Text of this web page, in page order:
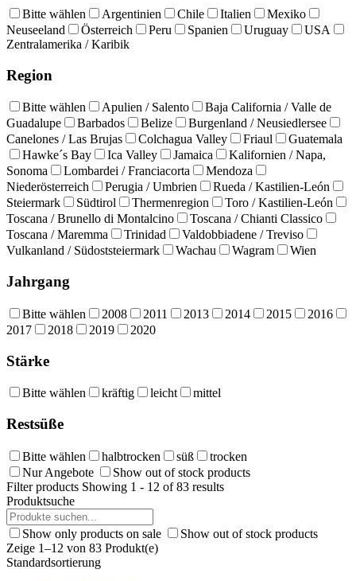
Bitte wählen Argentinien Chile Italien
Mexiko
Neuseeland
Österreich Peru Spanien Uruguay
USA
Zentralamerika / Karibik
Region
Bitte wählen Apulien / Salento
Baja California / Valle de
Guadalupe
Barbados Belize
Burgenland / Neusiedlersee
Canelones / Las Brujas
Colchagua Valley Friaul
Guatemala
Hawke´s Bay
Ica Valley Jamaica
Kalifornien / Napa,
Sonoma
Lombardei / Franciacorta
Mendoza
Niederösterreich
Perugia / Umbrien
Rueda / Kastilien-León
Steiermark
Südtirol Thermenregion
Toro / Kastilien-León
Toscana / Brunello di Montalcino
Toscana / Chianti Classico
Toscana / Maremma
Trinidad
Valdobbiadene / Treviso
Vulkanland / Südoststeiermark
Wachau Wagram Wien
Jahrgang
Bitte wählen 2008 2011 2013 2014 2015
2016
2017
2018 2019 2020
Stärke
Bitte wählen kräftig leicht mittel
Restsüße
Bitte wählen halbtrocken süß
trocken
Nur Angebote
Show out of stock products
Filter products Showing 1 - 12 of 83 results
Produktsuche
Show only products on sale
Show out of stock products
Zeige 1–12 von 83 Produkt(e)
Standardsortierung